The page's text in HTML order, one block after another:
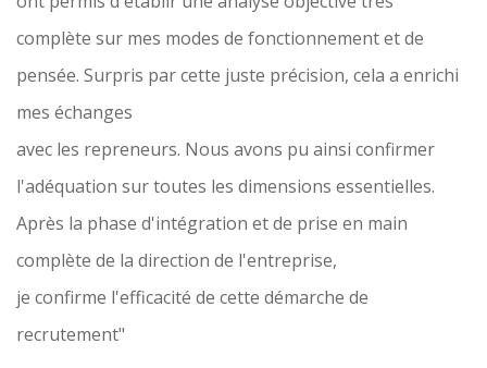
complète sur mes modes de fonctionnement et de
pensée. Surpris par cette juste précision, cela a enrichi
mes échanges
avec les repreneurs. Nous avons pu ainsi confirmer
l'adéquation sur toutes les dimensions essentielles.
Après la phase d'intégration et de prise en main
complète de la direction de l'entreprise,
je confirme l'efficacité de cette démarche de
recrutement"